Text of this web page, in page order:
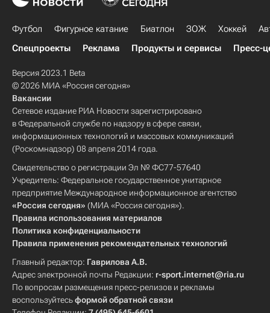
Футбол Фигурное катание Биатлон ЗОЖ Хоккей
Спецпроекты
Реклама Продукты и сервисы Пресс-
Версия 2023.1 Beta
© 2026 МИА «Россия сегодня»
Вакансии
Сетевое издание РИА Новости зарегистрировано
в Федеральной службе по надзору в сфере связи,
информационных технологий и массовых коммуникаций
(Роскомнадзор) 08 апреля 2014 года.
Свидетельство о регистрации Эл № ФС77-57640
Учредитель: Федеральное государственное унитарное
предприятие Международное информационное агентство
«Россия сегодня» (МИА «Россия сегодня»).
Правила использования материалов
Политика конфиденциальности
Правила применения рекомендательных технологий
Главный редактор: Гаврилова А.В.
Адрес электронной почты Редакции: r-sport.internet@ria.ru
По вопросам размещения пресс-релизов и рекламы
воспользуйтесьформой обратной связи